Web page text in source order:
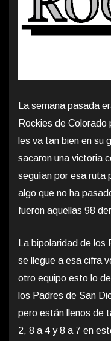
La semana pasada
Rockies de Colorado
les va tan bien en su
sacaron una victoria
seguían por esa ruta
algo que no ha
fueron aquellas 98
La bipolaridad de
se llegue a esa cifra
otro equipo esto lo
los Padres de San
pero están llenos de
2, 8 a 4 y 8 a 7 en